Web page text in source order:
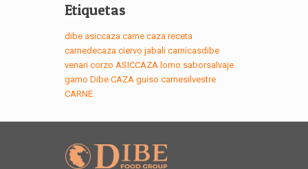
Etiquetas
dibe asiccaza carne caza receta
carnedecaza ciervo jabali carnicasdibe
venari corzo ASICCAZA lomo saborsalvaje
gamo Dibe CAZA guiso carnesilvestre
CARNE